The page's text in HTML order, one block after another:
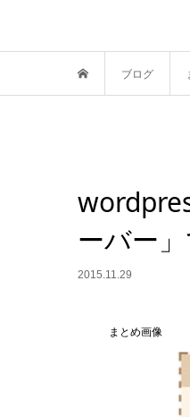
ブログ
ーバー
2015.11.29
まとめ画像